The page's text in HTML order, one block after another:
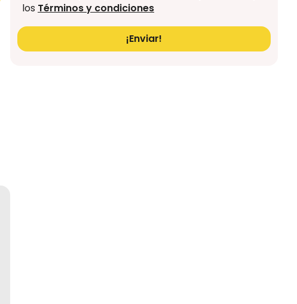
los Términos y condiciones
¡Enviar!